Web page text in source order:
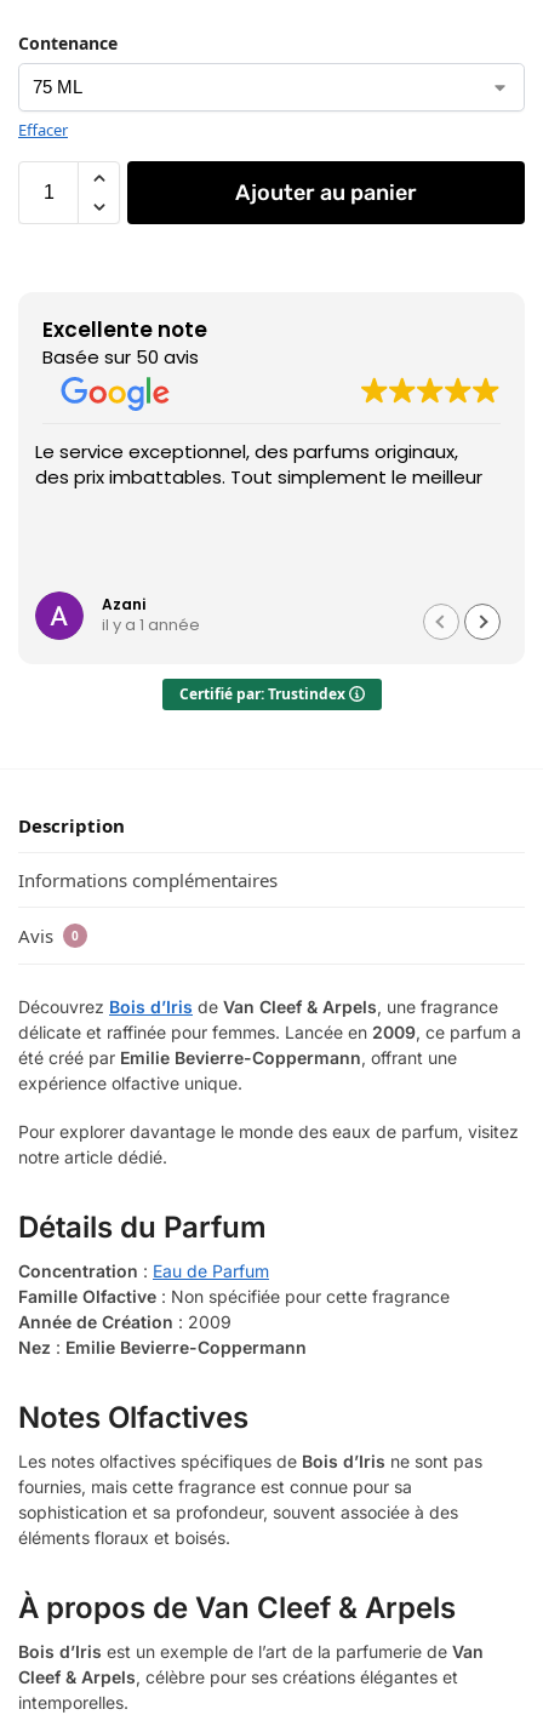
Contenance
Effacer
Ajouter au panier
Excellente note
Basée sur 50 avis
exceptionnel, des parfums originaux,
Tout simplement le meilleur
1 année
Des prix
de qualité
Med
il y a 1
Certifié par: Trustindex
Description
Informations complémentaires
Avis 0
Découvrez Bois d’Iris de Van Cleef & Arpels, une fragrance
délicate et raffinée pour femmes. Lancée en 2009, ce parfum a
été créé par Emilie Bevierre-Coppermann, offrant une
expérience olfactive unique.
Pour explorer davantage le monde des eaux de parfum, visitez
notre article dédié.
Détails du Parfum
Concentration : Eau de Parfum
Famille Olfactive : Non spécifiée pour cette fragrance
Année de Création : 2009
Nez : Emilie Bevierre-Coppermann
Notes Olfactives
Les notes olfactives spécifiques de Bois d’Iris ne sont pas
fournies, mais cette fragrance est connue pour sa
sophistication et sa profondeur, souvent associée à des
éléments floraux et boisés.
À propos de Van Cleef & Arpels
Bois d’Iris est un exemple de l’art de la parfumerie de Van
Cleef & Arpels, célèbre pour ses créations élégantes et
intemporelles.